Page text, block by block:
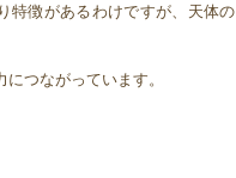
特徴があるわけですが、天体の
につながっています。